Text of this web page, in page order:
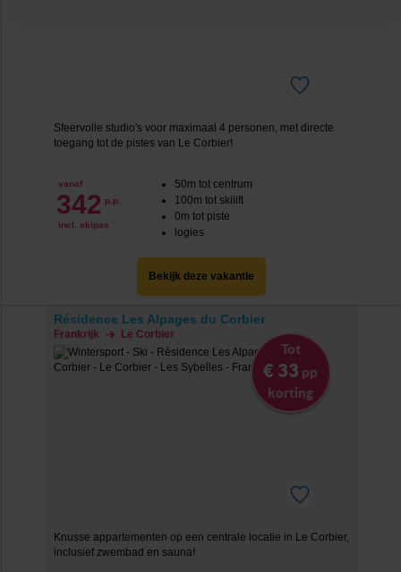
die uw gegevens
Sfeervolle studio's voor maximaal 4 personen, met directe
toegang tot de pistes van Le Corbier!
vanaf
342 p.p.
incl. skipas
50m tot centrum
100m tot skilift
0m tot piste
logies
Bekijk deze vakantie
Résidence Les Alpages du Corbier
Frankrijk Le Corbier
Tot
€ 33 pp
korting
Knusse appartementen op een centrale locatie in Le Corbier,
inclusief zwembad en sauna!